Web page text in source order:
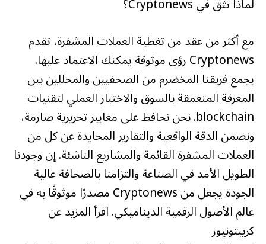
لماذا تثق في Cryptonews؟
مع أكثر من عقد من تغطية العملات المشفرة، تقدم
Cryptonews رؤى موثوقة يمكنك الاعتماد عليها.
يجمع فريقنا المخضرم من الصحفيين والمحللين بين
المعرفة المتعمقة بالسوق والاختبار العملي لتقنيات
blockchain. نحن نحافظ على معايير تحريرية صارمة،
ونضمن الدقة الواقعية والتقارير المحايدة عن كل من
العملات المشفرة القائمة والمشاريع الناشئة. إن وجودنا
الطويل الأمد في الصناعة والتزامنا بالصحافة عالية
الجودة يجعل من Cryptonews مصدرًا موثوقًا به في
عالم الأصول الرقمية الديناميكي. اقرأ المزيد عن
كريبتونيوز